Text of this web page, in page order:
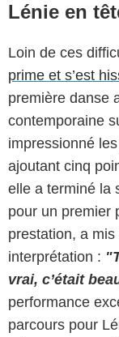
Lénie en
Loin de ces
prime et s’est
première danse
contemporaine
impressionné
ajoutant cinq
elle a terminé la
pour un premier
prestation, a
interprétation :
vrai, c’était
performance
parcours pour